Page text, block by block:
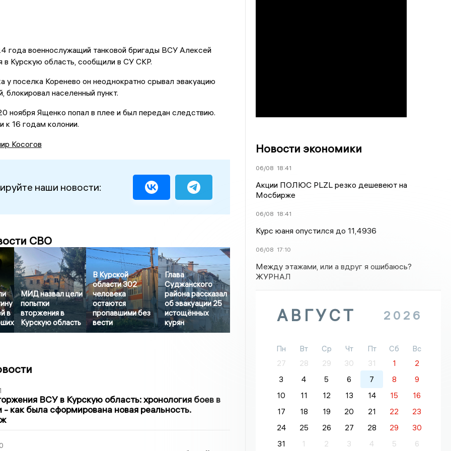
года военнослужащий танковой бригады ВСУ Алексей
в Курскую область, сообщили в СУ СКР.
у поселка Коренево он неоднократно срывал эвакуацию
блокировал населенный пункт.
ноября Ященко попал в плее и был передан следствию.
к 16 годам колонии.
Косогов
наши новости:
СВО
в
МИД назвал цели
попытки
вторжения в
Курскую область
В Курской
области 302
человека
остаются
пропавшими без
вести
Глава
Суджанского
района рассказал
об эвакуации 25
истощённых
курян
ВСУ в Курскую область: хронология боев в
- как была сформирована новая реальность.
Новости экономики
06/08 18:41
Акции ПОЛЮС PLZL резко дешевеют на
Мосбирже
06/08 18:41
Курс юаня опустился до 11,4936
06/08 17:10
Между этажами, или а вдруг я ошибаюсь?
ЖУРНАЛ
АВГУСТ 2026
Пн Вт Ср Чт Пт Сб
Вс
27
28 29 30 31 1
2
3
4 5 6 7 8
9
10
11 12 13 14 15
16
17
18 19 20 21 22
23
24
25 26 27 28 29
30
31
1 2 3 4 5 6